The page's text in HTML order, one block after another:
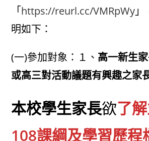
「https://reurl.cc/VMRpWy
明如下：
(一)參加對象：１、 高一新生
或高三對活動議題有興趣之家
本校學生家長欲了
108課綱及學習歷程